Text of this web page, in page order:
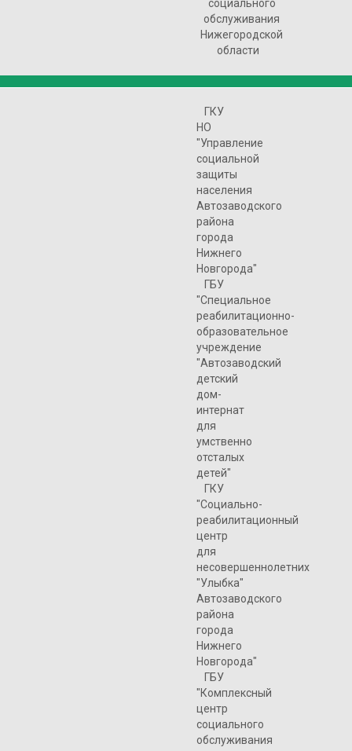
социального
обслуживания
Нижегородской
области
ГКУ
НО
"Управление
социальной
защиты
населения
Автозаводского
района
города
Нижнего
Новгорода"
ГБУ
"Специальное
реабилитационно-
образовательное
учреждение
"Автозаводский
детский
дом-
интернат
для
умственно
отсталых
детей"
ГКУ
"Социально-
реабилитационный
центр
для
несовершеннолетних
"Улыбка"
Автозаводского
района
города
Нижнего
Новгорода"
ГБУ
"Комплексный
центр
социального
обслуживания